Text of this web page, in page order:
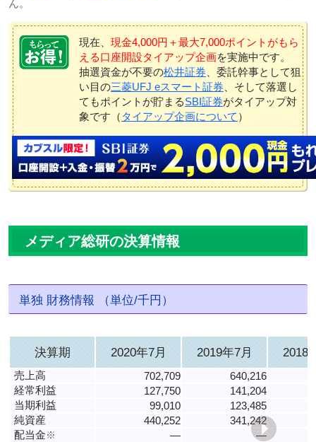
ん。
現在、 現金4,000円＋最大7,000ポイントがもら
える口座開設タイアップ企画を実施中です。
抽選資金が不要の松井証券 、委託幹事として狙
い目の三菱UFJ eスマート証券 、そして落選し
てもポイントが貯まるSBI証券がタイアップ対
象です（ タイアップ企画について ）
メディア総研の決算情報
単独 財務情報 （単位/千円）
決算期 2020年7月 2019年7月 2018
売上高 702,709
640,216
経常利益
127,750
141,204
当期利益
99,010
123,485
純資産
440,252
341,242
配当金※ ―
―